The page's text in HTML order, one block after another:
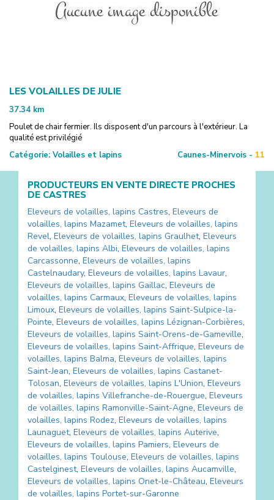
LES VOLAILLES DE JULIE
37.34 km
Poulet de chair fermier. Ils disposent d'un parcours à l'extérieur. La
qualité est privilégié
Catégorie: Volailles et lapins Caunes-Minervois - 11
PRODUCTEURS EN VENTE DIRECTE PROCHES
DE CASTRES
Eleveurs de volailles, lapins Castres, Eleveurs de
volailles, lapins Mazamet, Eleveurs de volailles, lapins
Revel, Eleveurs de volailles, lapins Graulhet, Eleveurs
de volailles, lapins Albi, Eleveurs de volailles, lapins
Carcassonne, Eleveurs de volailles, lapins
Castelnaudary, Eleveurs de volailles, lapins Lavaur,
Eleveurs de volailles, lapins Gaillac, Eleveurs de
volailles, lapins Carmaux, Eleveurs de volailles, lapins
Limoux, Eleveurs de volailles, lapins Saint-Sulpice-la-
Pointe, Eleveurs de volailles, lapins Lézignan-Corbières,
Eleveurs de volailles, lapins Saint-Orens-de-Gameville,
Eleveurs de volailles, lapins Saint-Affrique, Eleveurs de
volailles, lapins Balma, Eleveurs de volailles, lapins
Saint-Jean, Eleveurs de volailles, lapins Castanet-
Tolosan, Eleveurs de volailles, lapins L'Union, Eleveurs
de volailles, lapins Villefranche-de-Rouergue, Eleveurs
de volailles, lapins Ramonville-Saint-Agne, Eleveurs de
volailles, lapins Rodez, Eleveurs de volailles, lapins
Launaguet, Eleveurs de volailles, lapins Auterive,
Eleveurs de volailles, lapins Pamiers, Eleveurs de
volailles, lapins Toulouse, Eleveurs de volailles, lapins
Castelginest, Eleveurs de volailles, lapins Aucamville,
Eleveurs de volailles, lapins Onet-le-Château, Eleveurs
de volailles, lapins Portet-sur-Garonne